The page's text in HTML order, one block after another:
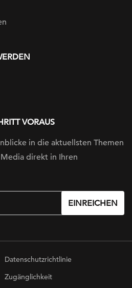
VORAUS
in die aktuellsten Themen
Media direkt in Ihren
EINREICHEN
Datenschutzrichtlinie
Zugänglichkeit